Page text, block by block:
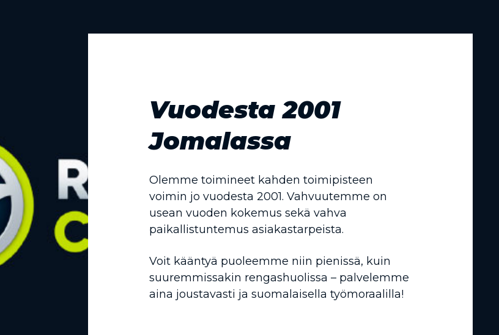
Vuodesta 2001
Jomalassa
Olemme toimineet kahden toimipisteen
voimin jo vuodesta 2001. Vahvuutemme on
usean vuoden kokemus sekä vahva
paikallistuntemus asiakastarpeista.
Voit kääntyä puoleemme niin pienissä, kuin
suuremmissakin rengashuolissa – palvelemme
aina joustavasti ja suomalaisella työmoraalilla!